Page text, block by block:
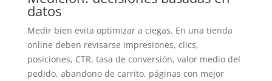
datos
Medir bien evita optimizar a ciegas. En una tienda
online deben revisarse impresiones, clics,
posiciones, CTR, tasa de conversión, valor medio del
pedido, abandono de carrito, páginas con mejor